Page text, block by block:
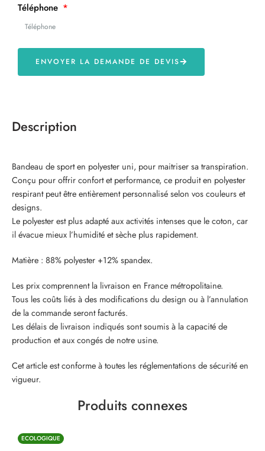
Téléphone
ENVOYER LA DEMANDE DE DEVIS
Description
Bandeau de sport en polyester uni, pour maitriser sa transpiration.
Conçu pour offrir confort et performance, ce produit en polyester
respirant peut être entièrement personnalisé selon vos couleurs et
designs.
Le polyester est plus adapté aux activités intenses que le coton, car
il évacue mieux l’humidité et sèche plus rapidement.
Matière : 88% polyester +12% spandex.
Les prix comprennent la livraison en France métropolitaine.
Tous les coûts liés à des modifications du design ou à l’annulation
de la commande seront facturés.
Les délais de livraison indiqués sont soumis à la capacité de
production et aux congés de notre usine.
Cet article est conforme à toutes les réglementations de sécurité en
vigueur.
Produits connexes
ECOLOGIQUE